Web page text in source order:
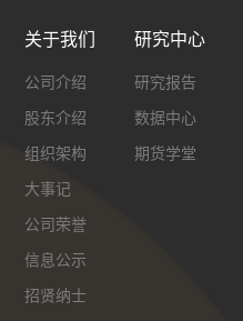
关于我们
公司介绍
股东介绍
组织架构
大事记
公司荣誉
信息公示
招贤纳士
研究中心
研究报告
数据中心
期货学堂